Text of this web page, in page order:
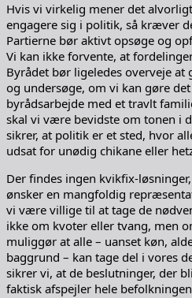
Hvis vi virkelig mener det
engagere sig i politik, så kræver
Partierne bør aktivt opsøge og
Vi kan ikke forvente, at
Byrådet bør ligeledes overveje
og undersøge, om vi kan gøre
byrådsarbejde med et travlt
skal vi være bevidste om tonen i
sikrer, at politik er et sted, hvor
udsat for unødig chikane eller
Der findes ingen kvikfix-
ønsker en mangfoldig
vi være villige til at tage de
ikke om kvoter eller tvang, men
muliggør at alle – uanset køn,
baggrund – kan tage del i vores
sikrer vi, at de beslutninger, der
faktisk afspejler hele